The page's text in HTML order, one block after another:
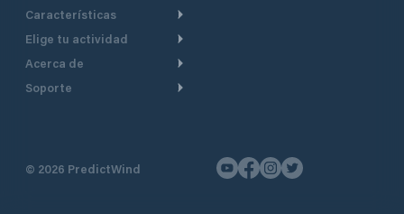
Características
Ruta Meteorológica
Seguimiento GPS
Elige tu actividad
Crucero
Navegación a motor
Acerca de
De un vistazo
Soporte
Contáctenos
© 2026 PredictWind